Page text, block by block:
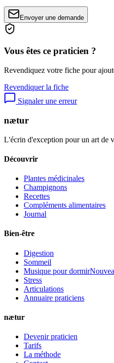
Envoyer une demande
Vous êtes ce praticien ?
Revendiquez votre fiche pour
Revendiquer la fiche
Signaler une erreur
nætur
L'écrin d'exception pour un art de
Découvrir
Plantes médicinales
Champignons
Recettes
Compléments alimentaires
Journal
Bien-être
Digestion
Sommeil
Musique pour dormir
Stress
Articulations
Annuaire praticiens
nætur
Devenir praticien
Tarifs
La méthode